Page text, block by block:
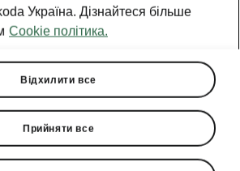
Україна. Дізнайтеся більше
Cookie політика.
Відхилити все
Прийняти все